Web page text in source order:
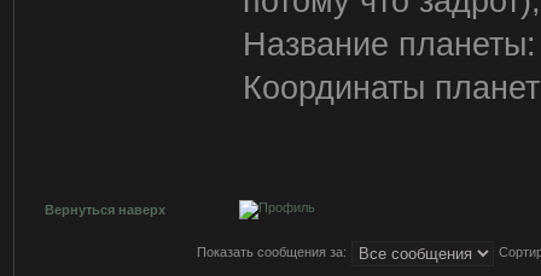
Название
Координаты
Вернуться наверх
Показать сообщения за: